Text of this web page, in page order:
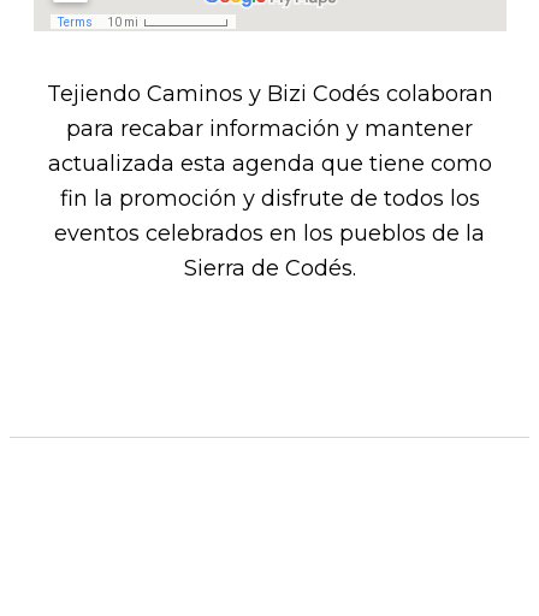
Tejiendo Caminos y Bizi Codés colaboran
para recabar información y mantener
actualizada esta agenda que tiene como
fin la promoción y disfrute de todos los
eventos celebrados en los pueblos de la
Sierra de Codés.​